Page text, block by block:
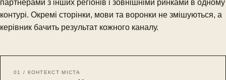
партнерами з інших регіонів і зовнішніми ринками в одному
контурі. Окремі сторінки, мови та воронки не змішуються, а
керівник бачить результат кожного каналу.
01 / КОНТЕКСТ МІСТА